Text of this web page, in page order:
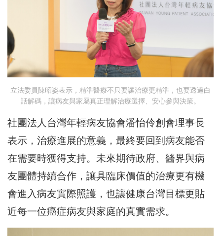
立法委員陳昭姿表示，精準醫療不只要讓治療更精準，也要透過白
話解碼，讓病友與家屬真正理解治療選擇、安心參與決策。
社團法人台灣年輕病友協會潘怡伶創會理事長
表示，治療進展的意義，最終要回到病友能否
在需要時獲得支持。未來期待政府、醫界與病
友團體持續合作，讓具臨床價值的治療更有機
會進入病友實際照護，也讓健康台灣目標更貼
近每一位癌症病友與家庭的真實需求。